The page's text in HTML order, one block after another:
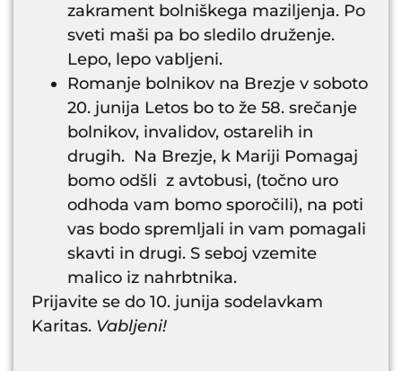
zakrament bolniškega maziljenja. Po
sveti maši pa bo sledilo druženje.
Lepo, lepo vabljeni.
Romanje bolnikov na Brezje v soboto
20. junija Letos bo to že 58. srečanje
bolnikov, invalidov, ostarelih in
drugih. Na Brezje, k Mariji Pomagaj
bomo odšli z avtobusi, (točno uro
odhoda vam bomo sporočili), na poti
vas bodo spremljali in vam pomagali
skavti in drugi. S seboj vzemite
malico iz nahrbtnika.
Prijavite se do 10. junija sodelavkam
Karitas. Vabljeni!